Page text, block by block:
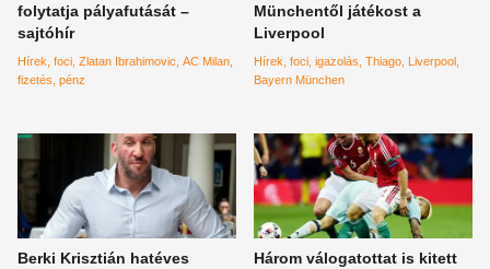
folytatja pályafutását –
sajtóhír
Hírek foci Zlatan Ibrahimovic AC Milan
fizetés pénz
Münchentől játékost a
Liverpool
Hírek foci igazolás Thiago Liverpool
Bayern München
Berki Krisztián hatéves
Három válogatottat is kitett